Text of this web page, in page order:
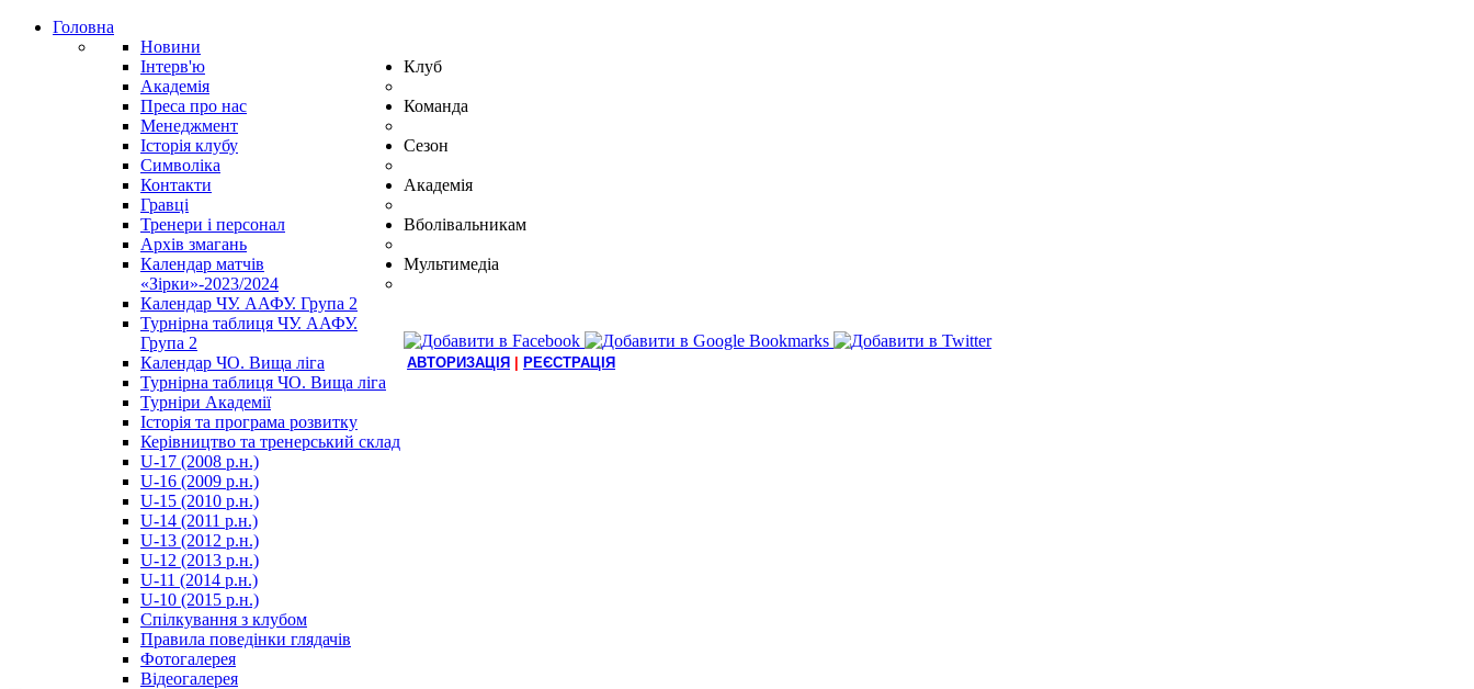
Головна
Новини
Інтерв'ю
Академія
Преса про нас
Клуб
Менеджмент
Історія клубу
Символіка
Контакти
Команда
Гравці
Тренери і персонал
Архів змагань
Сезон
Календар матчів
«Зірки»-2023/2024
Календар ЧУ. ААФУ. Група 2
Турнірна таблиця ЧУ. ААФУ.
Група 2
Календар ЧО. Вища ліга
Турнірна таблиця ЧО. Вища ліга
Академія
Турніри Академії
Історія та програма розвитку
Керівництво та тренерський склад
U-17 (2008 р.н.)
U-16 (2009 р.н.)
U-15 (2010 р.н.)
U-14 (2011 р.н.)
U-13 (2012 р.н.)
U-12 (2013 р.н.)
U-11 (2014 р.н.)
U-10 (2015 р.н.)
Вболівальникам
Спілкування з клубом
Правила поведінки глядачів
Мультимедіа
Фотогалерея
Відеогалерея
АВТОРИЗАЦІЯ РЕЄСТРАЦІЯ